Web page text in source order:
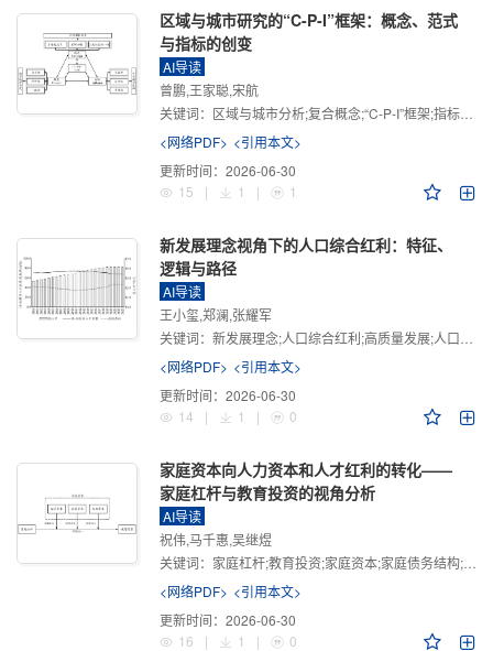
区域与城市研究的“C-P-I”框架：概念、范式
与指标的创变
AI导读
曾鹏,王家聪,宋航
关键词： 区域与城市分析;复合概念;“C-P-I”框架;指标体系
<网络PDF> <引用本文>
更新时间： 2026-06-30
15
| 1 | 1
新发展理念视角下的人口综合红利：特征、
逻辑与路径
AI导读
王小玺,郑澜,张耀军
关键词： 新发展理念;人口综合红利;高质量发展;人口政策;中国式现代化
<网络PDF> <引用本文>
更新时间： 2026-06-30
14
| 1 | 0
家庭资本向人力资本和人才红利的转化——
家庭杠杆与教育投资的视角分析
AI导读
祝伟,马千惠,吴继煜
关键词： 家庭杠杆;教育投资;家庭资本;家庭债务结构;CHFS
<网络PDF> <引用本文>
更新时间： 2026-06-30
16
| 1 | 0